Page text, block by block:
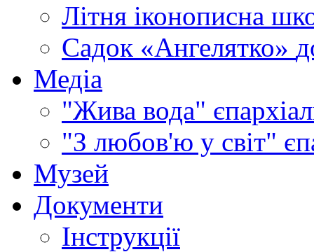
Літня іконописна
Садок «Ангелятко»
Медіа
"Жива вода"
"З любов'ю у світ"
Музей
Документи
Інструкції